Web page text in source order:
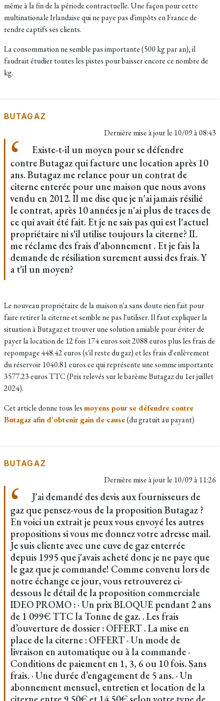
même à la fin de la période contractuelle. Une façon pour cette
multinationale Irlandaise qui ne paye pas d'impôts en France de
rendre captifs ses clients.
La consommation ne semble pas importante (500 kg par an), il
faudrait étudier toutes les pistes pour baisser encore ce nombre de
kg.
BUTAGAZ
Dernière mise à jour le 10/09 à 08:43
Existe-t-il un moyen pour se défendre
contre Butagaz qui facture une location après 10
ans. Butagaz me relance pour un contrat de
citerne enterée pour une maison que nous avons
vendu en 2012. Il me dise que je n'ai jamais résilié
le contrat, après 10 années je n'ai plus de traces de
ce qui avait été fait. Et je ne sais pas qui est l'actuel
propriétaire ni s'il utilise toujours la citerne? IL
me réclame des frais d'abonnement . Et je fais la
demande de résiliation surement aussi des frais. Y
a t'il un moyen?
Le nouveau propriétaire de la maison n'a sans doute rien fait pour
faire retirer la citerne et semble ne pas l'utiliser. Il faut expliquer la
situation à Butagaz et trouver une solution amiable pour éviter de
payer la location de 12 fois 174 euros soit 2088 euros plus les frais de
repompage 448.42 euros (s'il reste du gaz) et les frais d'enlèvement
du réservoir 1040.81 euros ce qui représente une somme importante
3577.23 euros TTC (Prix relevés sur le barème Butagaz du 1er juillet
2024).
Cet article donne tous lesmoyens pour se défendre contre
Butagaz afin d'obtenir gain de cause(du gratuit au payant)
BUTAGAZ
Dernière mise à jour le 10/09 à 11:26
J'ai demandé des devis aux fournisseurs de
gaz que pensez-vous de la proposition Butagaz ?
En voici un extrait je peux vous envoyé les autres
propositions si vous me donnez votre adresse mail.
Je suis cliente avec une cuve de gaz enterrée
depuis 1995 que j'avais acheté donc je ne paye que
le gaz que je commande! Comme convenu lors de
notre échange ce jour, vous retrouverez ci-
dessous le détail de la proposition commerciale
IDEO PROMO : · Un prix BLOQUE pendant 2 ans
de 1 099€ TTC la Tonne de gaz. . Les frais
d’ouverture de dossier : OFFERT . La mise en
place de la citerne : OFFERT · Un mode de
livraison en automatique ou à la commande ·
Conditions de paiement en 1, 3, 6 ou 10 fois. Sans
frais. · Une durée d’engagement de 5 ans. · Un
abonnement mensuel, entretien et location de la